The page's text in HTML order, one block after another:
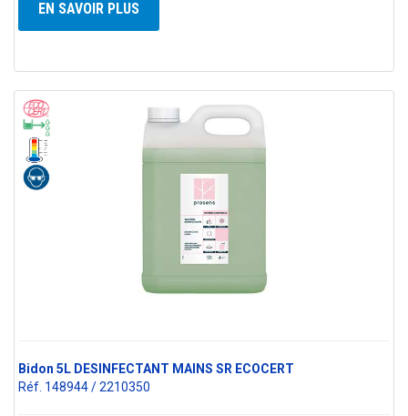
EN SAVOIR PLUS
Bidon 5L DESINFECTANT MAINS SR ECOCERT
Réf. 148944 / 2210350